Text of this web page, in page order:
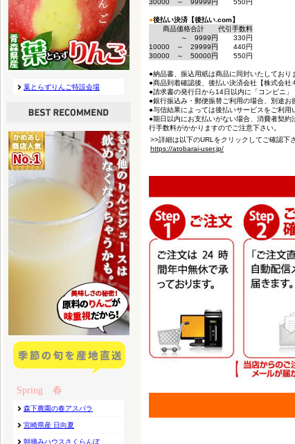
30000 ～ 99999円
550円
●後払い決済【後払い.com】
商品価格合計
代引手数料
～ 9999円
330円
10000 ～ 29999円
440円
30000 ～ 50000円
550円
●納品書、振込用紙は商品に同封いたしており
●商品到着確認後、後払い決済会社【株式会社
●請求書の発行日から14日以内に「コンビニ」
●銀行振込み・郵便振替ご利用の場合、別途お
●与信結果によっては後払いサービスをご利用
●期日以内にお支払いがない場合、消費者契
行手数料がかかりますのでご注意下さい。
>>詳細は以下のURLをクリックしてご確認下
https://atobarai-user.jp/